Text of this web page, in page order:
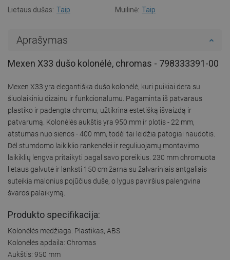
Lietaus dušas: Taip Muilinė: Taip
Aprašymas
Mexen X33 dušo kolonėlė, chromas - 798333391-00
Mexen X33 yra elegantiška dušo kolonėlė, kuri puikiai dera su
šiuolaikiniu dizainu ir funkcionalumu. Pagaminta iš patvaraus
plastiko ir padengta chromu, užtikrina estetišką išvaizdą ir
patvarumą. Kolonėlės aukštis yra 950 mm ir plotis - 22 mm,
atstumas nuo sienos - 400 mm, todėl tai leidžia patogiai naudotis.
Dėl stumdomo laikiklio rankenėlei ir reguliuojamų montavimo
laikiklių lengva pritaikyti pagal savo poreikius. 230 mm chromuota
lietaus galvutė ir lanksti 150 cm žarna su žalvariniais antgaliais
suteikia malonius pojūčius duše, o lygus paviršius palengvina
švaros palaikymą.
Produkto specifikacija:
Kolonėlės medžiaga: Plastikas, ABS
Kolonėlės apdaila: Chromas
Aukštis: 950 mm